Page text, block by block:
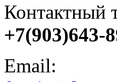
Контактный
+7(903)643-
Email: